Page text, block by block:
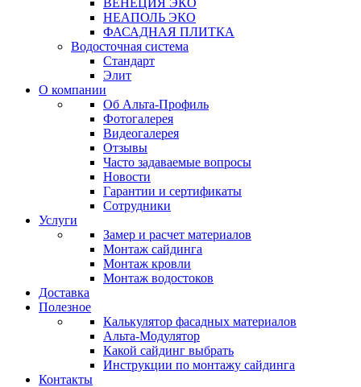
ВЕНЕЦИЯ ЭКО
НЕАПОЛЬ ЭКО
ФАСАДНАЯ ПЛИТКА
Водосточная система
Стандарт
Элит
О компании
Об Альта-Профиль
Фотогалерея
Видеогалерея
Отзывы
Часто задаваемые вопросы
Новости
Гарантии и сертификаты
Сотрудники
Услуги
Замер и расчет материалов
Монтаж сайдинга
Монтаж кровли
Монтаж водостоков
Доставка
Полезное
Калькулятор фасадных материалов
Альта-Модулятор
Какой сайдинг выбрать
Инструкции по монтажу сайдинга
Контакты